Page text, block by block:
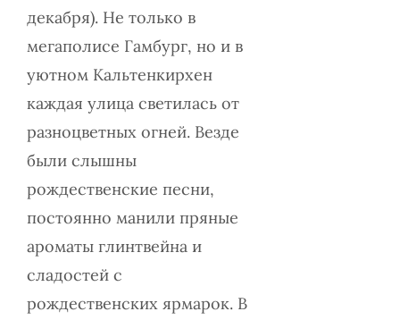
декабря). Не только в
мегаполисе Гамбург, но и в
уютном Кальтенкирхен
каждая улица светилась от
разноцветных огней. Везде
были слышны
рождественские песни,
постоянно манили пряные
ароматы глинтвейна и
сладостей с
рождественских ярмарок. В